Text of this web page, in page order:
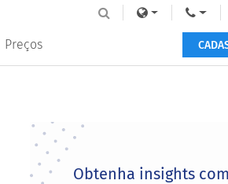
Preços
Primary
SidebarObtenha insights com